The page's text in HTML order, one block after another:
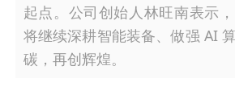
起点。公司创始人林旺南表示
将继续深耕智能装备、做强 AI
碳，再创辉煌。